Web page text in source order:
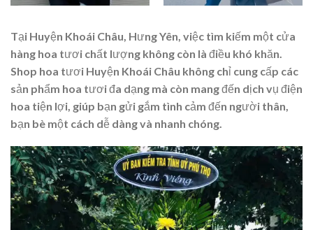
Tại Huyện Khoái Châu, Hưng Yên, việc tìm kiếm một cửa
hàng hoa tươi chất lượng không còn là điều khó khăn.
Shop hoa tươi Huyện Khoái Châu không chỉ cung cấp các
sản phẩm hoa tươi đa dạng mà còn mang đến dịch vụ điện
hoa tiện lợi, giúp bạn gửi gắm tình cảm đến người thân,
bạn bè một cách dễ dàng và nhanh chóng.